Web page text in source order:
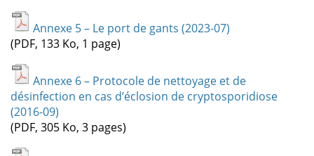
Annexe 5 – Le port de gants (2023-07)
(PDF, 133 Ko, 1 page)
Annexe 6 – Protocole de nettoyage et de
désinfection en cas d’éclosion de cryptosporidiose
(2016-09)
(PDF, 305 Ko, 3 pages)